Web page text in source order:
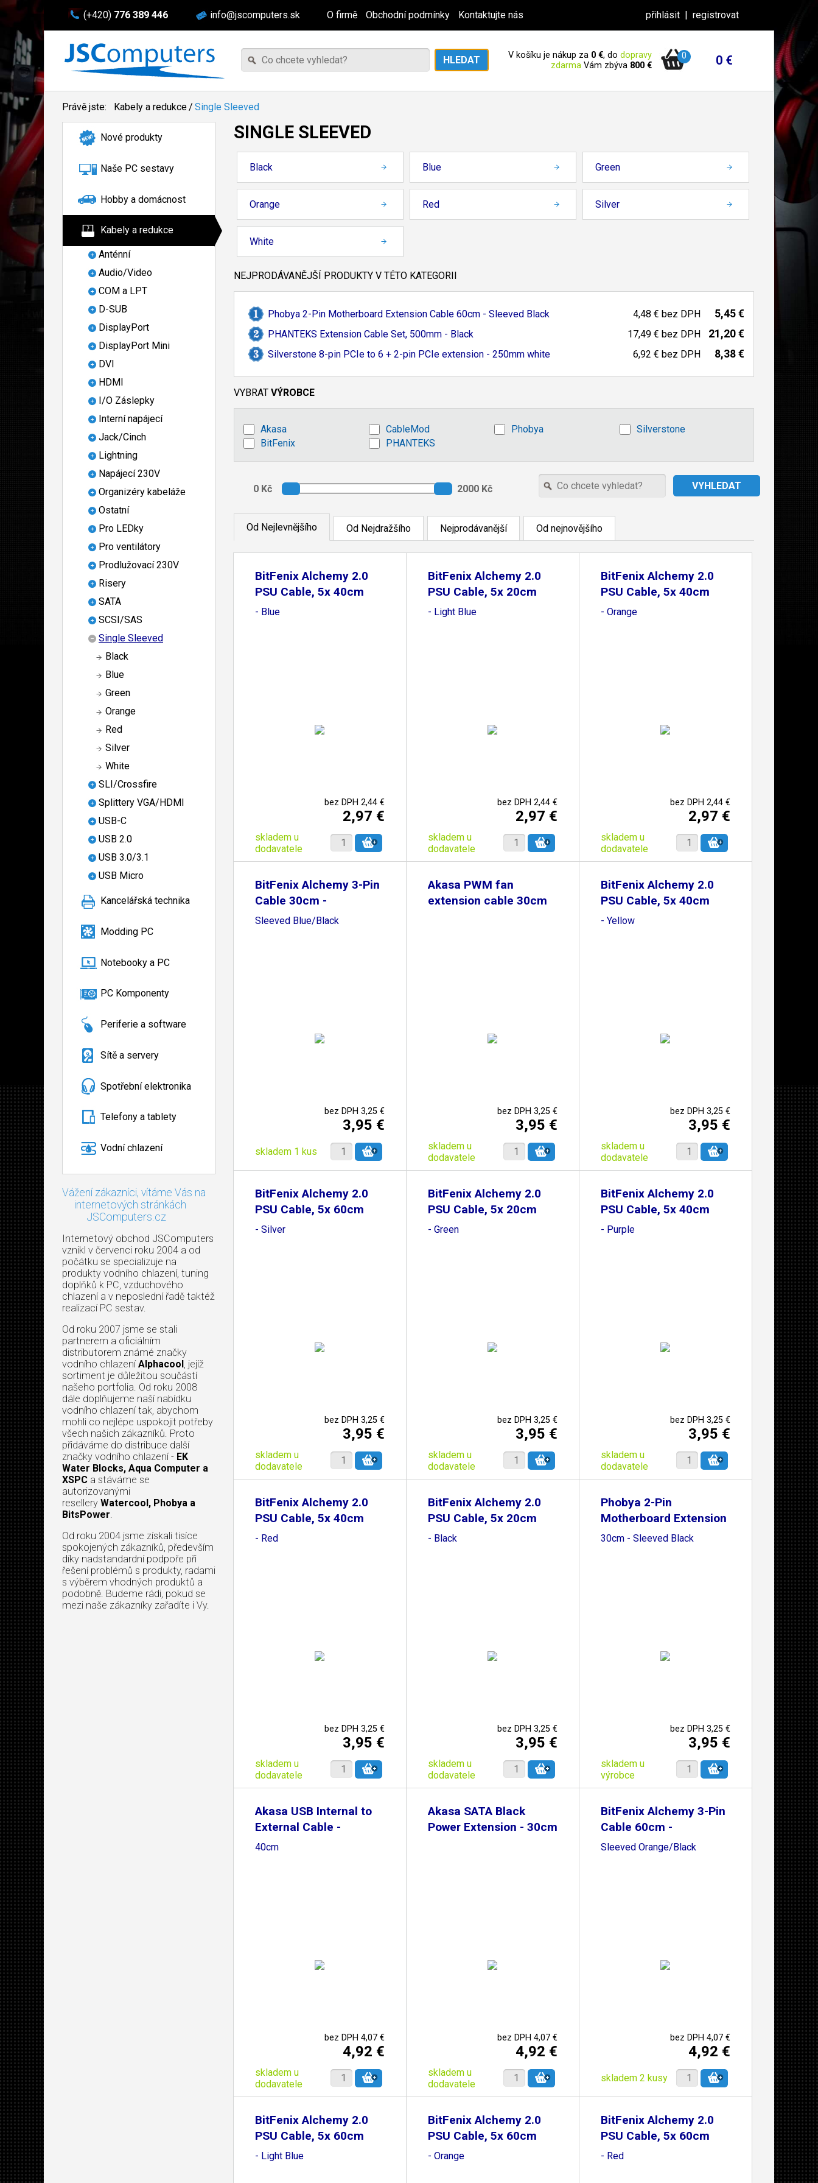
(+420) 776 389 446 info@jscomputers.sk O firmě Obchodní podmínky Kontaktujte nás přihlásit | registrovat
V košíku je nákup za 0 €, do dopravy
zdarma Vám zbýva 800 €
0 0 €
Právě jste: Kabely a redukce/ Single Sleeved
Nové produkty
Naše PC sestavy
Hobby a domácnost
Kabely a redukce
Anténní
Audio/Video
COM a LPT
D-SUB
DisplayPort
DisplayPort Mini
DVI
HDMI
I/O Záslepky
Interní napájecí
Jack/Cinch
Lightning
Napájecí 230V
Organizéry kabeláže
Ostatní
Pro LEDky
Pro ventilátory
Prodlužovací 230V
Risery
SATA
SCSI/SAS
Single Sleeved
Black
Blue
Green
Orange
Red
Silver
White
SLI/Crossfire
Splittery VGA/HDMI
USB-C
USB 2.0
USB 3.0/3.1
USB Micro
Kancelářská technika
Modding PC
Notebooky a PC
PC Komponenty
Periferie a software
Sítě a servery
Spotřební elektronika
Telefony a tablety
Vodní chlazení
Vážení zákazníci, vítáme Vás na
internetových stránkách
JSComputers.cz
Internetový obchod JSComputers
vznikl v červenci roku 2004 a od
počátku se specializuje na
produkty vodního chlazení, tuning
doplňků k PC, vzduchového
chlazení a v neposlední řadě taktéž
realizací PC sestav.
Od roku 2007 jsme se stali
partnerem a oficiálním
distributorem známé značky
vodního chlazení Alphacool, jejíž
sortiment je důležitou součástí
našeho portfolia. Od roku 2008
dále doplňujeme naší nabídku
vodního chlazení tak, abychom
mohli co nejlépe uspokojit potřeby
všech našich zákazníků. Proto
přidáváme do distribuce další
značky vodního chlazení - EK
Water Blocks, Aqua Computer a
XSPC a stáváme se
autorizovanými
resellery Watercool, Phobya a
BitsPower.
Od roku 2004 jsme získali tisíce
spokojených zákazníků, především
díky nadstandardní podpoře při
řešení problémů s produkty, radami
s výběrem vhodných produktů a
podobně. Budeme rádi, pokud se
mezi naše zákazníky zařadíte i Vy.
SINGLE SLEEVED
Black Blue Green
Orange Red Silver
White
NEJPRODÁVANĚJŠÍ PRODUKTY V TÉTO KATEGORII
Phobya 2-Pin Motherboard Extension Cable 60cm - Sleeved Black 4,48 € bez DPH 5,45 €
PHANTEKS Extension Cable Set, 500mm - Black 17,49 € bez DPH 21,20 €
Silverstone 8-pin PCIe to 6 + 2-pin PCIe extension - 250mm white 6,92 € bez DPH 8,38 €
VYBRAT VÝROBCE
Akasa CableMod Phobya
Silverstone
BitFenix
PHANTEKS
Od Nejlevnějšího Od Nejdražšího Nejprodávanější Od nejnovějšího
BitFenix Alchemy 2.0
PSU Cable, 5x 40cm
- Blue
bez DPH 2,44 €
2,97 €
skladem u
dodavatele
BitFenix Alchemy 2.0
PSU Cable, 5x 20cm
- Light Blue
bez DPH 2,44 €
2,97 €
skladem u
dodavatele
BitFenix Alchemy 2.0
PSU Cable, 5x 40cm
- Orange
bez DPH 2,44 €
2,97 €
skladem u
dodavatele
BitFenix Alchemy 3-Pin
Cable 30cm -
Sleeved Blue/Black
bez DPH 3,25 €
3,95 €
skladem 1 kus
Akasa PWM fan
extension cable 30cm
bez DPH 3,25 €
3,95 €
skladem u
dodavatele
BitFenix Alchemy 2.0
PSU Cable, 5x 40cm
- Yellow
bez DPH 3,25 €
3,95 €
skladem u
dodavatele
BitFenix Alchemy 2.0
PSU Cable, 5x 60cm
- Silver
bez DPH 3,25 €
3,95 €
skladem u
dodavatele
BitFenix Alchemy 2.0
PSU Cable, 5x 20cm
- Green
bez DPH 3,25 €
3,95 €
skladem u
dodavatele
BitFenix Alchemy 2.0
PSU Cable, 5x 40cm
- Purple
bez DPH 3,25 €
3,95 €
skladem u
dodavatele
BitFenix Alchemy 2.0
PSU Cable, 5x 40cm
- Red
bez DPH 3,25 €
3,95 €
skladem u
dodavatele
BitFenix Alchemy 2.0
PSU Cable, 5x 20cm
- Black
bez DPH 3,25 €
3,95 €
skladem u
dodavatele
Phobya 2-Pin
Motherboard Extension
Cable
30cm - Sleeved Black
bez DPH 3,25 €
3,95 €
skladem u
výrobce
Akasa USB Internal to
External Cable -
40cm
bez DPH 4,07 €
4,92 €
skladem u
dodavatele
Akasa SATA Black
Power Extension - 30cm
bez DPH 4,07 €
4,92 €
skladem u
dodavatele
BitFenix Alchemy 3-Pin
Cable 60cm -
Sleeved Orange/Black
bez DPH 4,07 €
4,92 €
skladem 2 kusy
BitFenix Alchemy 2.0
PSU Cable, 5x 60cm
- Light Blue
BitFenix Alchemy 2.0
PSU Cable, 5x 60cm
- Orange
BitFenix Alchemy 2.0
PSU Cable, 5x 60cm
- Red